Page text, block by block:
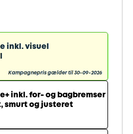
Kampagnepris gælder til 30-09-2026
inkl. visuel
inkl. for- og bagbremser
smurt og justeret